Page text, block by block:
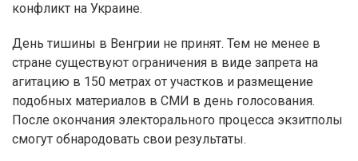
конфликт на Украине.
День тишины в Венгрии не принят. Тем не менее в
стране существуют ограничения в виде запрета на
агитацию в 150 метрах от участков и размещение
подобных материалов в СМИ в день голосования.
После окончания электорального процесса экзитполы
смогут обнародовать свои результаты.